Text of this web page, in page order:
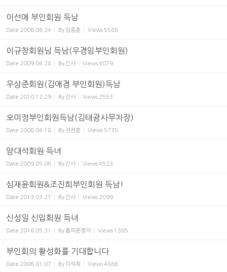
이선애 부인회원 득남
Date 2006.06.24 By 임종훈 Views 5588
이규창회원님 득남(우경임부인회원)
Date 2009.04.28 By간사 Views4079
우상준회원(김애경 부인회원)득남
Date 2010.12.29 By간사 Views 2553
오미정부인회원득남(김태광사무차장)
Date 2008.04.18 By 전찬훈 Views 5735
양대석회원 득녀
Date 2009.05.06 By간사 Views4523
심재윤회원&조진희부인회원 득남!
Date 2013.03.27 By간사 Views 2099
신성일 신입회원 득녀
Date 2016.05.31 By 홈피운영자 Views 1385
부인회의 활성화를 기대합니다
Date 2006.01.07 By 이석희 Views4866